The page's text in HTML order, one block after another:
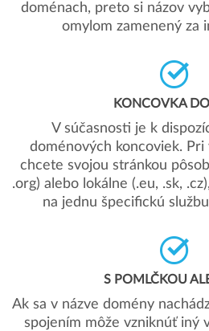
doménach, preto si názov
omylom zamenený za
KONCOVKA
V súčasnosti je k
doménových koncoviek.
chcete svojou stránkou
.org) alebo lokálne (.eu, .sk,
na jednu špecifickú
S POMLČKOU
Ak sa v názve domény
spojením môže vzniknúť iný